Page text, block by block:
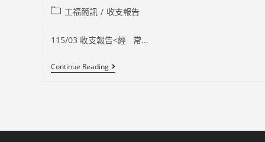
導
證
Post工福簡訊 / 收支報告
115/03 收支報告<經 常...
Continue Reading2026-
03